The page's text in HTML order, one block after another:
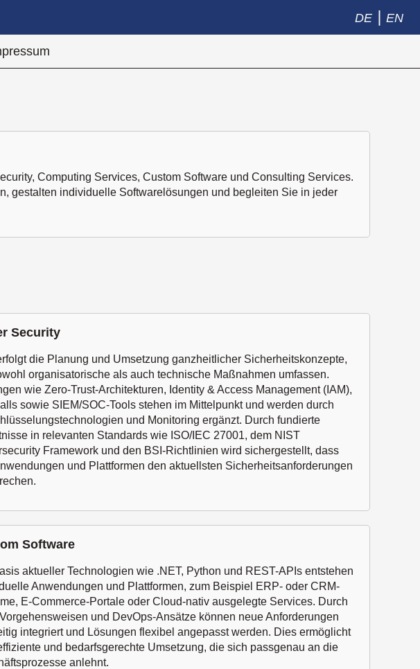
DE | EN
Computing Services, Custom Software und Consulting Services.
gestalten individuelle Softwarelösungen und begleiten Sie in jeder
Security
die Planung und Umsetzung ganzheitlicher Sicherheitskonzepte,
organisatorische als auch technische Maßnahmen umfassen.
wie Zero-Trust-Architekturen, Identity & Access Management (IAM),
sowie SIEM/SOC-Tools stehen im Mittelpunkt und werden durch
und Monitoring ergänzt. Durch fundierte
in relevanten Standards wie ISO/IEC 27001, dem NIST
Framework und den BSI-Richtlinien wird sichergestellt, dass
und Plattformen den aktuellsten Sicherheitsanforderungen
Software
aktueller Technologien wie .NET, Python und REST-APIs entstehen
Anwendungen und Plattformen, zum Beispiel ERP- oder CRM-
E-Commerce-Portale oder Cloud-nativ ausgelegte Services. Durch
und DevOps-Ansätze können neue Anforderungen
integriert und Lösungen flexibel angepasst werden. Dies ermöglicht
und bedarfsgerechte Umsetzung, die sich passgenau an die
anlehnt.